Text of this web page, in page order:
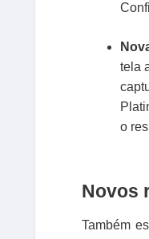
tela
o
Novos
Também